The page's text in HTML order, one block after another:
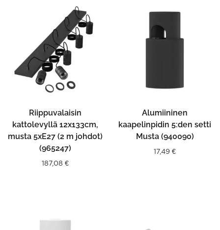
Riippuvalaisin
kattolevyllä 12x133cm,
musta 5xE27 (2 m johdot)
(965247)
187,08 €
Alumiininen
kaapelinpidin 5:den setti
Musta (940090)
17,49 €